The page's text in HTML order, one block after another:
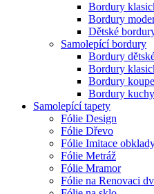
Bordury
Bordury
Dětské
Samolepící bordury
Bordury
Bordury
Bordury
Bordury
Samolepící tapety
Fólie Design
Fólie Dřevo
Fólie Imitace
Fólie Metráž
Fólie Mramor
Fólie na Renovaci